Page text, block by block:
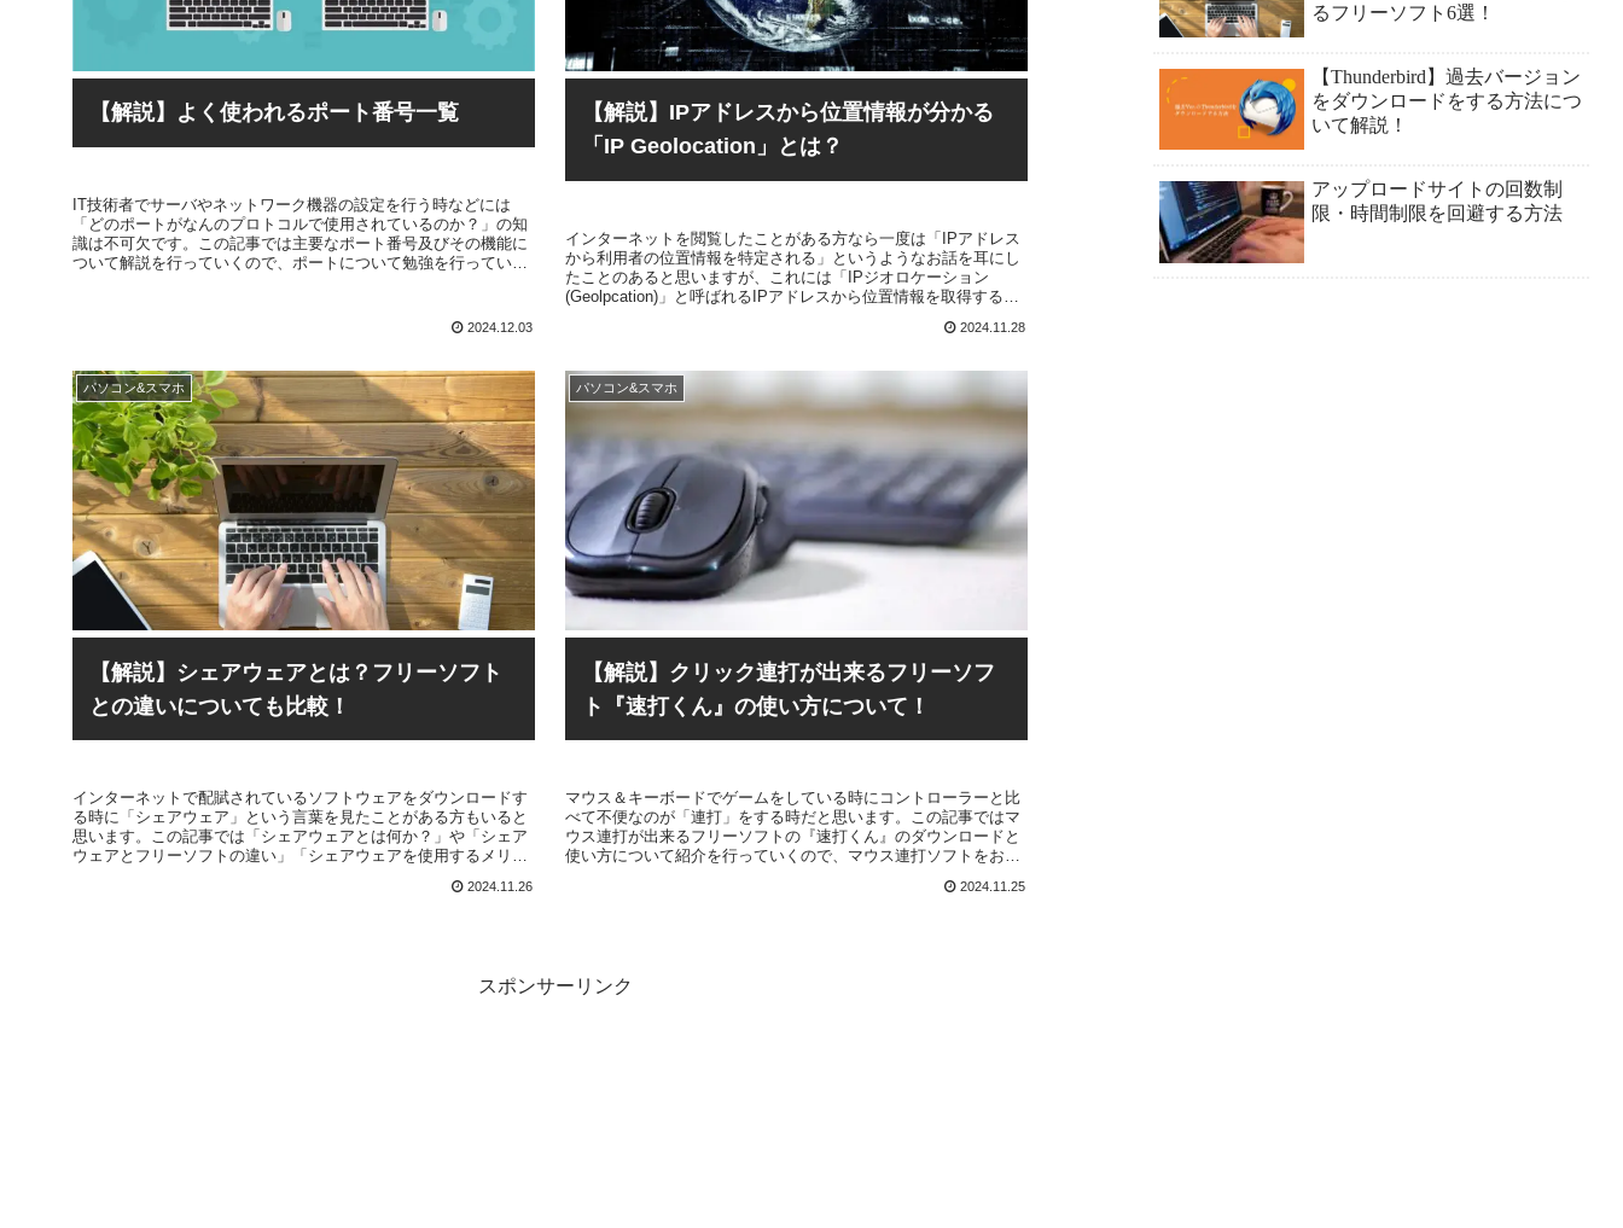
【解説】よく使われるポート番号一覧
IT技術者でサーバやネットワーク機器の設定を行う時などには
「どのポートがなんのプロトコルで使用されているのか？」の知
識は不可欠です。この記事では主要なポート番号及びその機能に
ついて解説を行っていくので、ポートについて勉強を行っている
2024.12.03
【解説】IPアドレスから位置情報が分かる
「IP Geolocation」とは？
インターネットを閲覧したことがある方なら一度は「IPアドレス
から利用者の位置情報を特定される」というようなお話を耳にし
たことのあると思いますが、これには「IPジオロケーション
(Geolpcation)」と呼ばれるIPアドレスから位置情報を取得するた
2024.11.28
パソコン&スマホ
【解説】シェアウェアとは？フリーソフト
との違いについても比較！
インターネットで配賦されているソフトウェアをダウンロードす
る時に「シェアウェア」という言葉を見たことがある方もいると
思います。この記事では「シェアウェアとは何か？」や「シェア
ウェアとフリーソフトの違い」「シェアウェアを使用するメリッ
2024.11.26
パソコン&スマホ
【解説】クリック連打が出来るフリーソフ
ト『速打くん』の使い方について！
マウス＆キーボードでゲームをしている時にコントローラーと比
べて不便なのが「連打」をする時だと思います。この記事ではマ
ウス連打が出来るフリーソフトの『速打くん』のダウンロードと
使い方について紹介を行っていくので、マウス連打ソフトをお探
2024.11.25
スポンサーリンク
るフリーソフト6選！
【Thunderbird】過去バージョン
をダウンロードをする方法につ
いて解説！
アップロードサイトの回数制
限・時間制限を回避する方法